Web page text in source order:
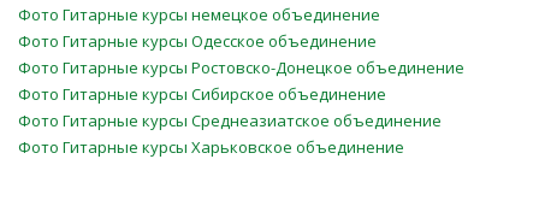
Фото Гитарные курсы немецкое объединение
Фото Гитарные курсы Одесское объединение
Фото Гитарные курсы Ростовско-Донецкое объединение
Фото Гитарные курсы Сибирское объединение
Фото Гитарные курсы Среднеазиатское объединение
Фото Гитарные курсы Харьковское объединение